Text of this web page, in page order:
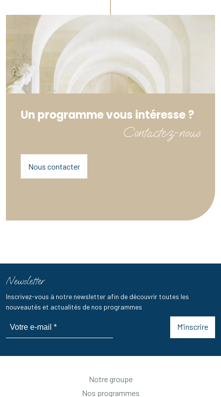
Un programme vous intéresse ?
Contactez-nous
Nous contacter
Newsletter
Inscrivez-vous à notre newsletter afin de découvrir toutes les
nouveautés et actualités de nos programmes
M’inscrire
Notre groupe
Nos programmes